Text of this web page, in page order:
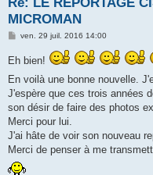
MICROMAN
M
s
g
e
ven. 29 juil. 2016 14:00
Eh bien!
En voilà une bonne nouvelle.
J'espère que ces trois années
son désir de faire des photos
Merci pour lui.
J'ai hâte de voir son nouveau
Merci de penser à me